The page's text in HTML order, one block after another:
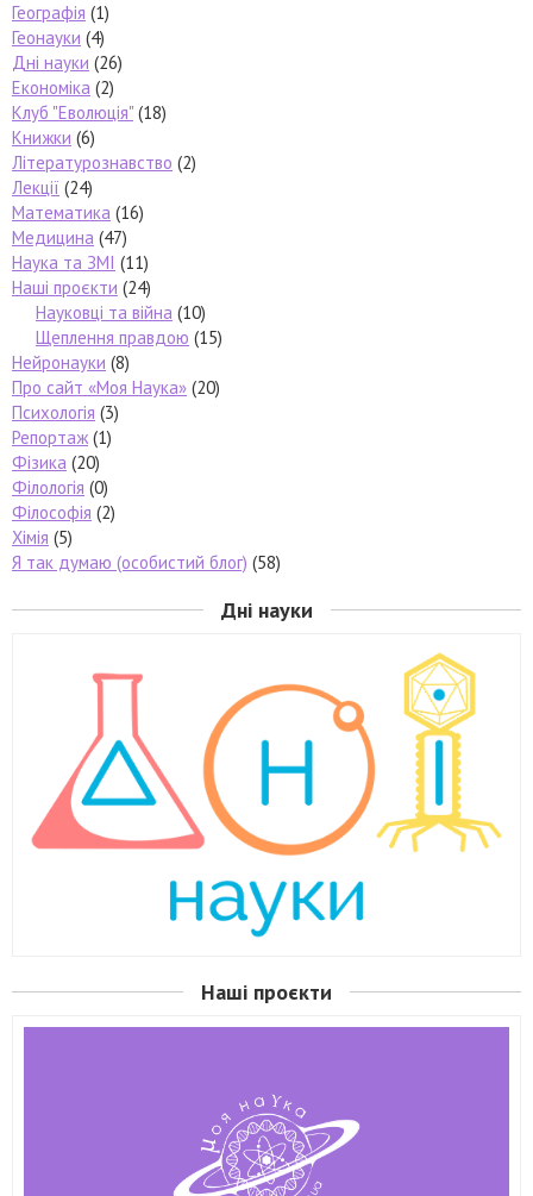
Географія (1)
Геонауки (4)
Дні науки (26)
Економіка (2)
Клуб "Еволюція" (18)
Книжки (6)
Літературознавство (2)
Лекції (24)
Математика (16)
Медицина (47)
Наука та ЗМІ (11)
Наші проєкти (24)
Науковці та війна (10)
Щеплення правдою (15)
Нейронауки (8)
Про сайт «Моя Наука» (20)
Психологія (3)
Репортаж(1)
Фізика (20)
Філологія (0)
Філософія (2)
Хімія (5)
Я так думаю (особистий блог) (58)
Дні науки
Наші проєкти